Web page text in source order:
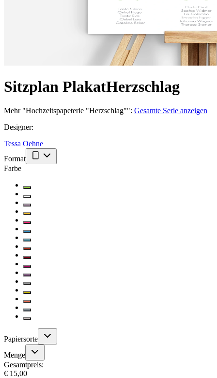
Sitzplan PlakatHerzschlag
Mehr"Hochzeitspapeterie "Herzschlag"": Gesamte Serie anzeigen
Designer:
Tessa Oehne
Format
Farbe
Papiersorte
Menge
Gesamtpreis:
€ 15,00